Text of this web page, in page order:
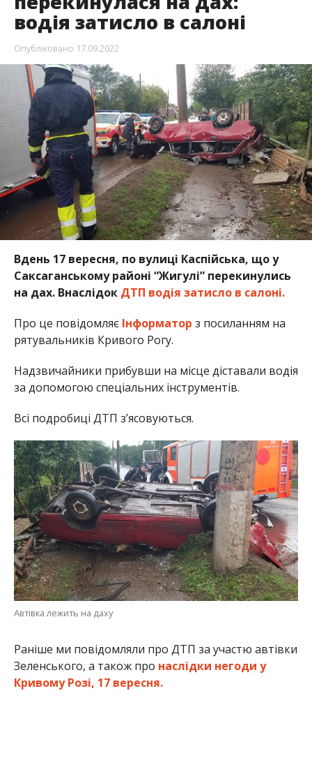
водія затисло в салоні
Опубліковано 17.09.2022
Вдень 17 вересня, по вулиці Каспійська, що у
Саксаганському районі “Жигулі” перекинулись
на дах. Внаслідок ДТП водія затисло в салоні.
Про це повідомляє Інформатор з посиланням на
рятувальників Кривого Рогу.
Надзвичайники прибувши на місце діставали водія
за допомогою спеціальних інструментів.
Всі подробиці ДТП з’ясовуються.
Автівка лежить на даху
Раніше ми повідомляли про ДТП за участю автівки
Зеленського, а також про наслідки негоди у
Кривому Розі, 17 вересня.